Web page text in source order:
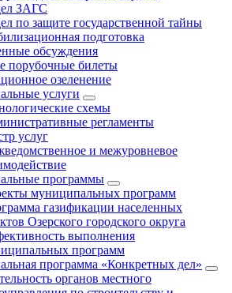
ЗАГС
по защите государственной тайны
подготовка
обсуждения
порубочные билеты
озеленение
услуги
схемы
регламенты
услуг
и межуровневое
программы
муниципальных программ
газификации населенных
Озерского городского округа
выполнения
программ
программа «Конкретных дел»
органов местного